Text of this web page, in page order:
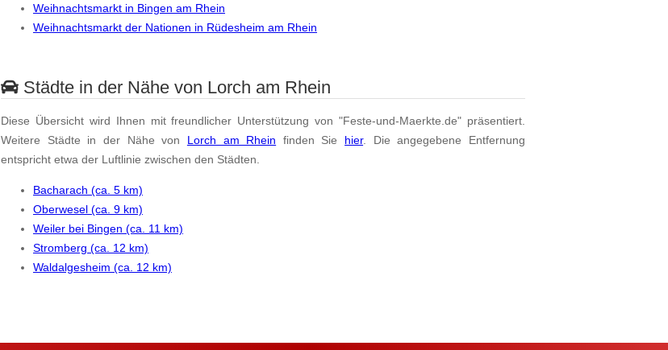
Weihnachtsmarkt in Bingen am Rhein
Weihnachtsmarkt der Nationen in Rüdesheim am Rhein
Städte in der Nähe von Lorch am Rhein
Diese Übersicht wird Ihnen mit freundlicher Unterstützung von "Feste-und-Maerkte.de" präsentiert.
Weitere Städte in der Nähe von Lorch am Rhein finden Sie hier. Die angegebene Entfernung
entspricht etwa der Luftlinie zwischen den Städten.
Bacharach (ca. 5 km)
Oberwesel (ca. 9 km)
Weiler bei Bingen (ca. 11 km)
Stromberg (ca. 12 km)
Waldalgesheim (ca. 12 km)